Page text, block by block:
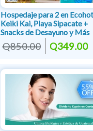
Hospedaje para 2 en
Keiki Kai, Playa Sipacate +
Snacks de Desayuno y Más
Q850.00 Q349.00